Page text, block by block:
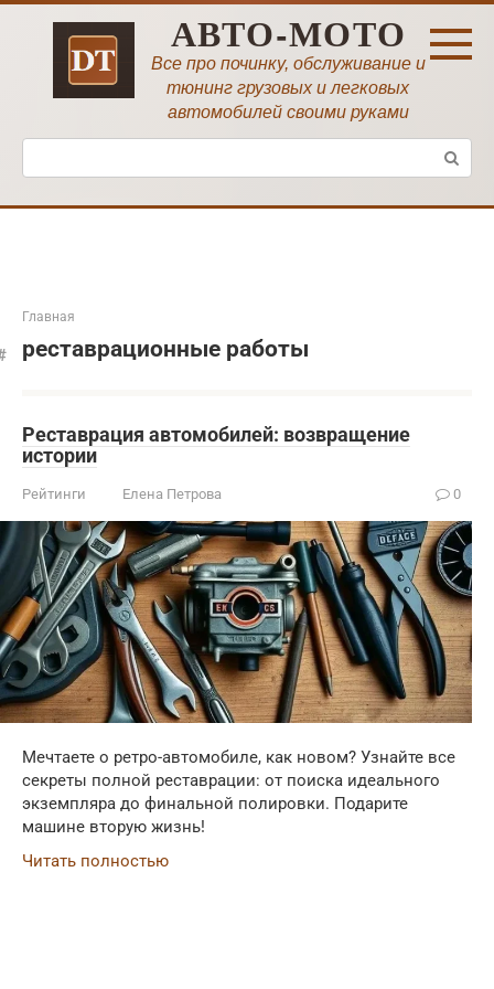
Перейти
АВТО-МОТО
Все про починку, обслуживание и
тюнинг грузовых и легковых
автомобилей своими руками
Поиск:
Главная
реставрационные работы
Реставрация автомобилей: возвращение
истории
Рейтинги Елена Петрова 0
Мечтаете о ретро-автомобиле, как новом? Узнайте все
секреты полной реставрации: от поиска идеального
экземпляра до финальной полировки. Подарите
машине вторую жизнь!
Читать полностью